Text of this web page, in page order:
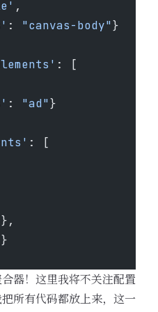
,
: "canvas-body"}
: [
: "ad"}
: [
器！这里我将不关注配置
所有代码都放上来，这一